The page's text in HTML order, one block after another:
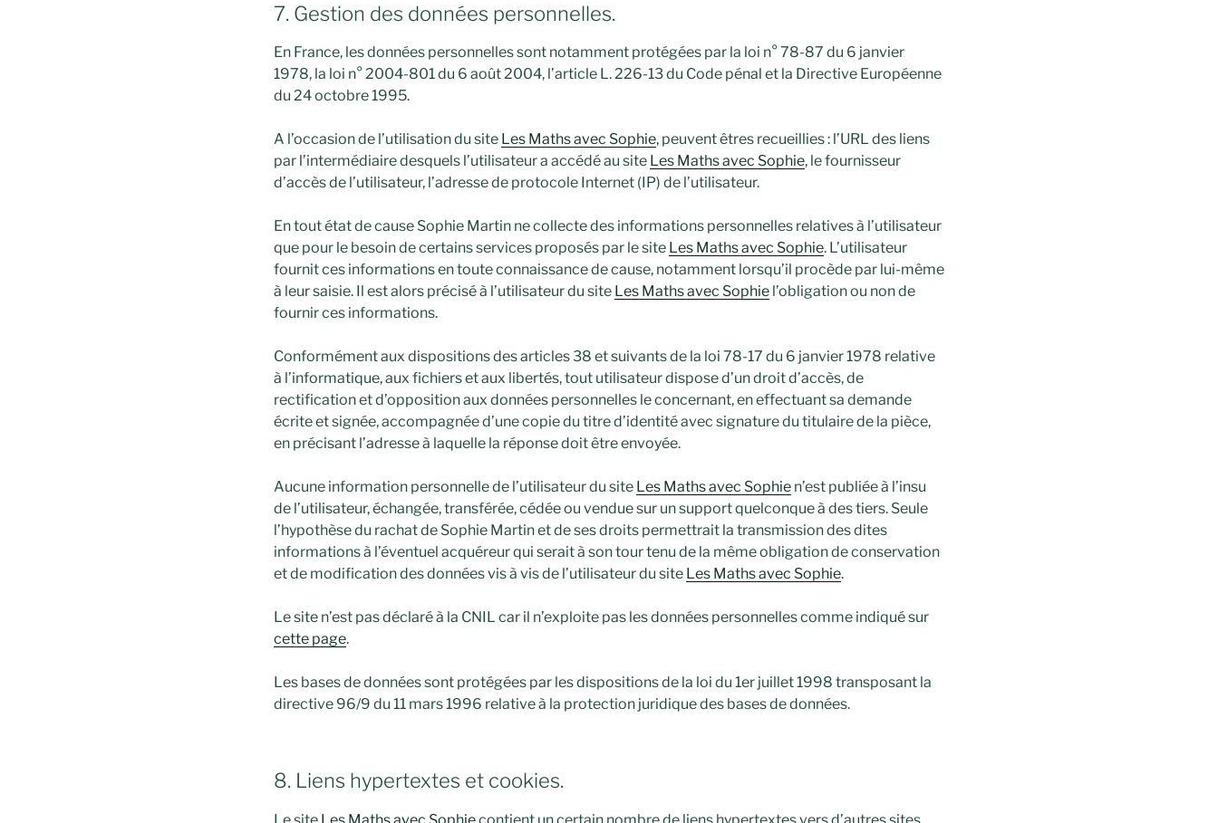
7. Gestion des données personnelles.
En France, les données personnelles sont notamment protégées par la loi n° 78-87 du 6 janvier
1978, la loi n° 2004-801 du 6 août 2004, l’article L. 226-13 du Code pénal et la Directive Européenne
du 24 octobre 1995.
A l’occasion de l’utilisation du site Les Maths avec Sophie, peuvent êtres recueillies : l’URL des liens
par l’intermédiaire desquels l’utilisateur a accédé au site Les Maths avec Sophie, le fournisseur
d’accès de l’utilisateur, l’adresse de protocole Internet (IP) de l’utilisateur.
En tout état de cause Sophie Martin ne collecte des informations personnelles relatives à l’utilisateur
que pour le besoin de certains services proposés par le site Les Maths avec Sophie. L’utilisateur
fournit ces informations en toute connaissance de cause, notamment lorsqu’il procède par lui-même
à leur saisie. Il est alors précisé à l’utilisateur du site Les Maths avec Sophie l’obligation ou non de
fournir ces informations.
Conformément aux dispositions des articles 38 et suivants de la loi 78-17 du 6 janvier 1978 relative
à l’informatique, aux fichiers et aux libertés, tout utilisateur dispose d’un droit d’accès, de
rectification et d’opposition aux données personnelles le concernant, en effectuant sa demande
écrite et signée, accompagnée d’une copie du titre d’identité avec signature du titulaire de la pièce,
en précisant l’adresse à laquelle la réponse doit être envoyée.
Aucune information personnelle de l’utilisateur du site Les Maths avec Sophie n’est publiée à l’insu
de l’utilisateur, échangée, transférée, cédée ou vendue sur un support quelconque à des tiers. Seule
l’hypothèse du rachat de Sophie Martin et de ses droits permettrait la transmission des dites
informations à l’éventuel acquéreur qui serait à son tour tenu de la même obligation de conservation
et de modification des données vis à vis de l’utilisateur du site Les Maths avec Sophie.
Le site n’est pas déclaré à la CNIL car il n’exploite pas les données personnelles comme indiqué sur
cette page.
Les bases de données sont protégées par les dispositions de la loi du 1er juillet 1998 transposant la
directive 96/9 du 11 mars 1996 relative à la protection juridique des bases de données.
8. Liens hypertextes et cookies.
Le site Les Maths avec Sophiecontient un certain nombre de liens hypertextes vers d’autres sites,